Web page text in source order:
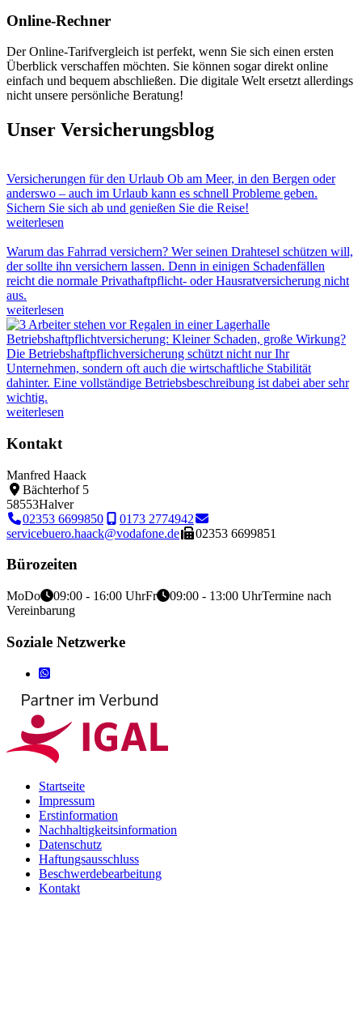
Online-Rechner
Der Online-Tarifvergleich ist perfekt, wenn Sie sich einen ersten
Überblick verschaffen möchten. Sie können sogar direkt online
einfach und bequem abschließen. Die digitale Welt ersetzt allerdings
nicht unsere persönliche Beratung!
Unser Versicherungsblog
Versicherungen für den Urlaub Ob am Meer, in den Bergen oder
anderswo – auch im Urlaub kann es schnell Probleme geben.
Sichern Sie sich ab und genießen Sie die Reise!
weiterlesen
Warum das Fahrrad versichern? Wer seinen Drahtesel schützen will,
der sollte ihn versichern lassen. Denn in einigen Schadenfällen
reicht die normale Privathaftpflicht- oder Hausratversicherung nicht
aus.
weiterlesen
Betriebshaftpflichtversicherung: Kleiner Schaden, große Wirkung?
Die Betriebshaftpflichversicherung schützt nicht nur Ihr
Unternehmen, sondern oft auch die wirtschaftliche Stabilität
dahinter. Eine vollständige Betriebsbeschreibung ist dabei aber sehr
wichtig.
weiterlesen
Kontakt
Manfred Haack
Bächterhof 5
58553Halver
02353 6699850
0173 2774942
servicebuero.haack@vodafone.de
02353 6699851
Bürozeiten
MoDo 09:00 - 16:00 UhrFr 09:00 - 13:00 UhrTermine nach
Vereinbarung
Soziale Netzwerke
Startseite
Impressum
Erstinformation
Nachhaltigkeitsinformation
Datenschutz
Haftungsausschluss
Beschwerdebearbeitung
Kontakt